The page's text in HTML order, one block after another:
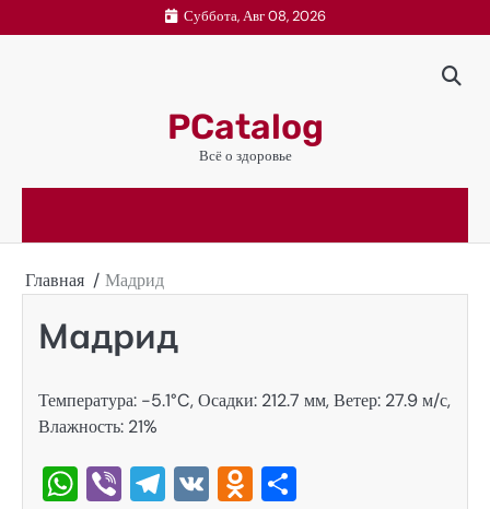
к
Суббота, Авг 08, 2026
PCatalog
Всё о здоровье
Главная Мадрид
Мадрид
Температура: -5.1°C, Осадки: 212.7 мм, Ветер: 27.9 м/с,
Влажность: 21%
WhatsApp
ViberTelegram
VKOdnoklassniki